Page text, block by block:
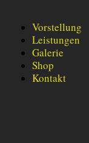
Vorstellung
Leistungen
Galerie
Shop
Kontakt